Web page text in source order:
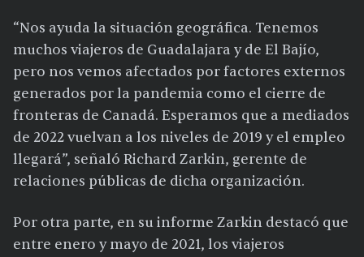
“Nos ayuda la situación geográfica. Tenemos
muchos viajeros de Guadalajara y de El Bajío,
pero nos vemos afectados por factores externos
generados por la pandemia como el cierre de
fronteras de Canadá. Esperamos que a mediados
de 2022 vuelvan a los niveles de 2019 y el empleo
llegará”, señaló Richard Zarkin, gerente de
relaciones públicas de dicha organización.
Por otra parte, en su informe Zarkin destacó que
entre enero y mayo de 2021, los viajeros